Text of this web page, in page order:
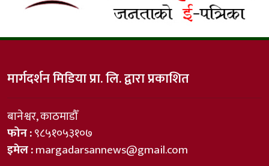
मार्गदर्शन मिडिया प्रा. लि. द्वारा प्रकाशित
बानेश्वर, काठमाडौँ
फोन :९८५१०५३१०७
इमेल :margadarsannews@gmail.com